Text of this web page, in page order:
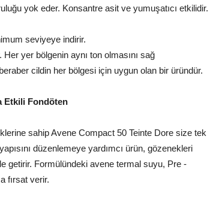
yok eder. Konsantre asit ve yumuşatıcı etkilidir.
seviyeye indirir.
yer bölgenin aynı ton olmasını sağ
cildin her bölgesi için uygun olan bir üründür.
Etkili Fondöten
sahip Avene Compact 50 Teinte Dore size tek
düzenlemeye yardımcı ürün, gözenekleri
getirir. Formülündeki avene termal suyu, Pre -
fırsat verir.